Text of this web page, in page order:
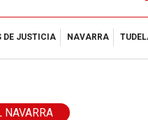
DE JUSTICIA NAVARRA
NAVARRA